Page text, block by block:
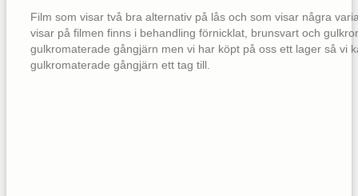
Film som visar två bra alternativ på lås och som visar några
visar på filmen finns i behandling förnicklat, brunsvart och
gulkromaterade gångjärn men vi har köpt på oss ett lager så vi
gulkromaterade gångjärn ett tag till.